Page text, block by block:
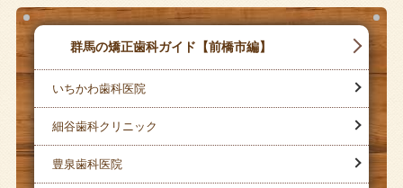
群馬の矯正歯科ガイド【前橋市編】
いちかわ歯科医院
細谷歯科クリニック
豊泉歯科医院